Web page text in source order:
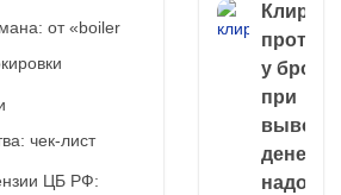
от «boiler
чек-лист
ЦБ РФ:
Клиринг
у
при
выводе
денег,
надо